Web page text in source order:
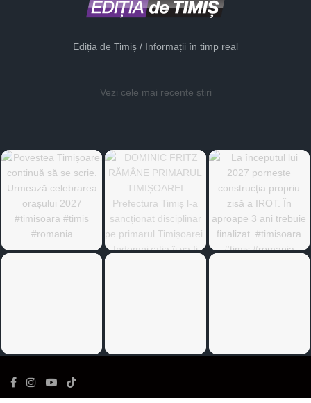
Ediția de Timiș / Informații în timp real
Vezi cele mai recente știri